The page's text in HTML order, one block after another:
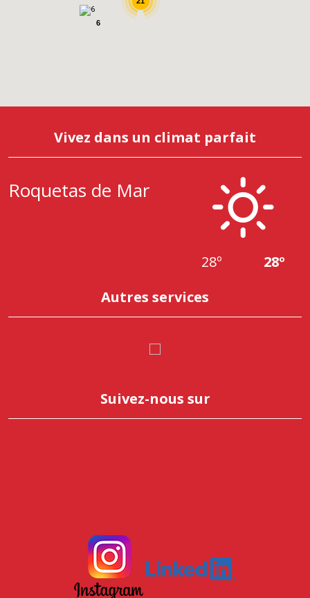
6
Vivez dans un climat parfait
Roquetas de Mar
28º
28º
Autres services
Suivez-nous sur